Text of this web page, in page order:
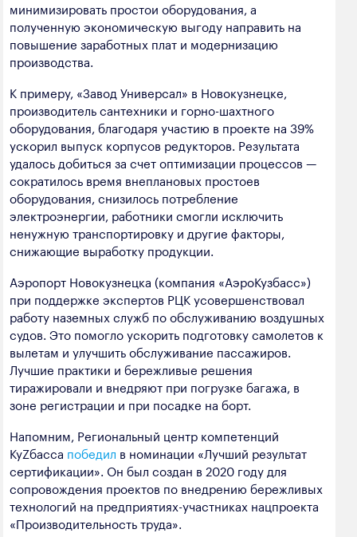
минимизировать простои оборудования, а
полученную экономическую выгоду направить на
повышение заработных плат и модернизацию
производства.
К примеру, «Завод Универсал» в Новокузнецке,
производитель сантехники и горно-шахтного
оборудования, благодаря участию в проекте на 39%
ускорил выпуск корпусов редукторов. Результата
удалось добиться за счет оптимизации процессов —
сократилось время внеплановых простоев
оборудования, снизилось потребление
электроэнергии, работники смогли исключить
ненужную транспортировку и другие факторы,
снижающие выработку продукции.
Аэропорт Новокузнецка (компания «АэроКузбасс»)
при поддержке экспертов РЦК усовершенствовал
работу наземных служб по обслуживанию воздушных
судов. Это помогло ускорить подготовку самолетов к
вылетам и улучшить обслуживание пассажиров.
Лучшие практики и бережливые решения
тиражировали и внедряют при погрузке багажа, в
зоне регистрации и при посадке на борт.
Напомним, Региональный центр компетенций
КуZбасса победил в номинации «Лучший результат
сертификации». Он был создан в 2020 году для
сопровождения проектов по внедрению бережливых
технологий на предприятиях-участниках нацпроекта
«Производительность труда».